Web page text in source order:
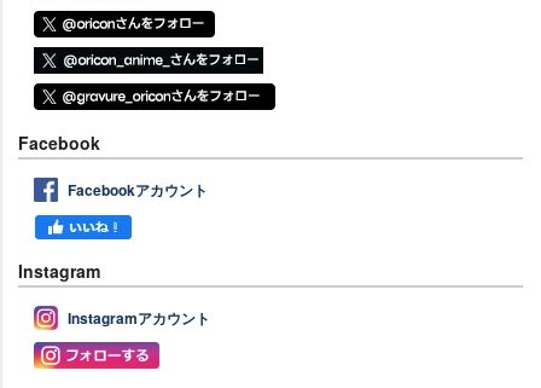
Facebook
Facebookアカウント
Instagram
Instagramアカウント